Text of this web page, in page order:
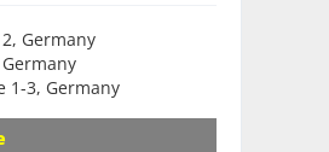
Germany
1-3, Germany